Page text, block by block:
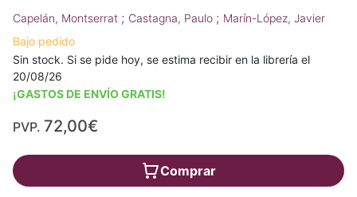
Capelán, Montserrat ; Castagna, Paulo ; Marín-López, Javier
Bajo pedido
Sin stock. Si se pide hoy, se estima recibir en la librería el
20/08/26
¡GASTOS DE ENVÍO GRATIS!
PVP. 72,00€
Comprar